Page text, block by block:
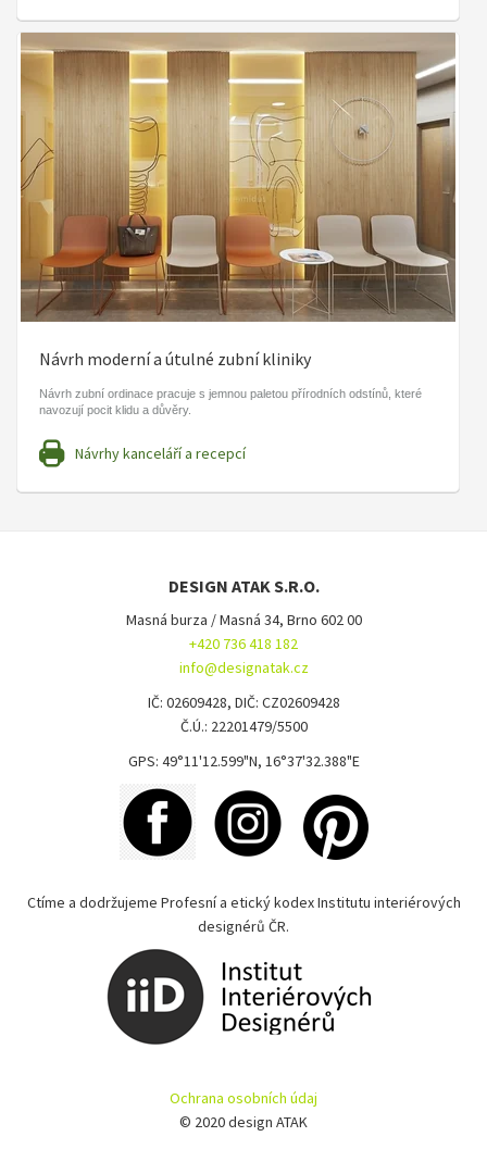
Návrh moderní a útulné zubní kliniky
Návrh zubní ordinace pracuje s jemnou paletou přírodních odstínů, které
navozují pocit klidu a důvěry.
Návrhy kanceláří a recepcí
DESIGN ATAK S.R.O.
Masná burza / Masná 34, Brno 602 00
+420 736 418 182
info@designatak.cz
IČ: 02609428, DIČ: CZ02609428
Č.Ú.: 22201479/5500
GPS: 49°11'12.599"N, 16°37'32.388"E
Ctíme a dodržujeme Profesní a etický kodex Institutu interiérových
designérů ČR.
Ochrana osobních údaj
© 2020 design ATAK